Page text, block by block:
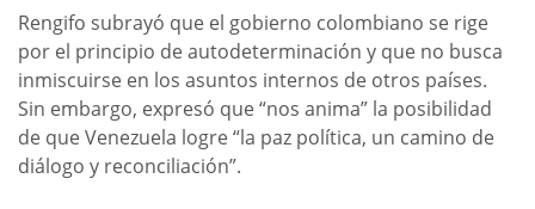
Rengifo subrayó que el gobierno colombiano se rige
por el principio de autodeterminación y que no busca
inmiscuirse en los asuntos internos de otros países.
Sin embargo, expresó que “nos anima” la posibilidad
de que Venezuela logre “la paz política, un camino de
diálogo y reconciliación”.